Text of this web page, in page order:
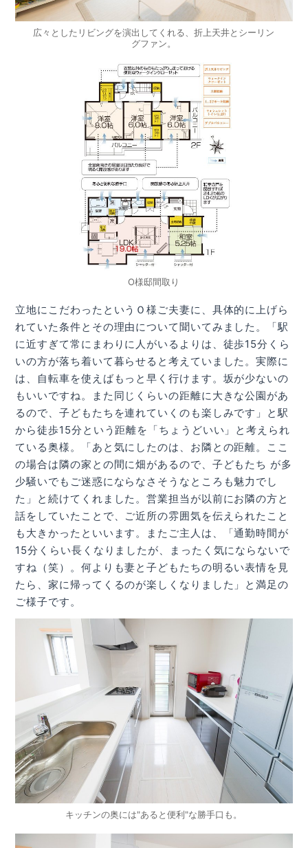
広々としたリビングを演出してくれる、折上天井とシーリン
グファン。
O様邸間取り
立地にこだわったというＯ様ご夫妻に、具体的に上げら
れていた条件とその理由について聞いてみました。「駅
に近すぎて常にまわりに人がいるよりは、徒歩15分くら
いの方が落ち着いて暮らせると考えていました。実際に
は、自転車を使えばもっと早く行けます。坂が少ないの
もいいですね。また同じくらいの距離に大きな公園があ
るので、子どもたちを連れていくのも楽しみです」と駅
から徒歩15分という距離を「ちょうどいい」と考えられ
ている奥様。「あと気にしたのは、お隣との距離。ここ
の場合は隣の家との間に畑があるので、子どもたち が多
少騒いでもご迷惑にならなさそうなところも魅力でし
た」と続けてくれました。営業担当が以前にお隣の方と
話をしていたことで、ご近所の雰囲気を伝えられたこと
も大きかったといいます。またご主人は、「通勤時間が
15分くらい長くなりましたが、まったく気にならないで
すね（笑）。何よりも妻と子どもたちの明るい表情を見
たら、家に帰ってくるのが楽しくなりました」と満足の
ご様子です。
キッチンの奥には"あると便利"な勝手口も。